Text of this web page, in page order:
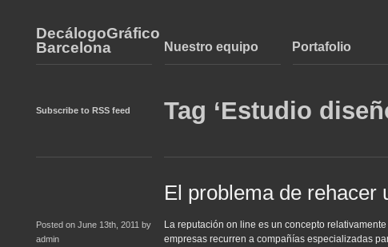
DecálogoGráfico
Barcelona
Nuestro equipo Portafolio
Subscribe to RSS feed Tag ‘Estudio
El problema de rehacer
Posted on June 13th, 2011 by
admin
La reputación on line es un concepto
empresas recurren a compañías especializadas